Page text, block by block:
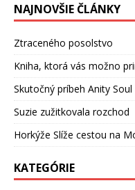
NAJNOVŠIE ČLÁNKY
Ztraceného posolstvo
Kniha, ktorá vás možno
Skutočný príbeh Anity Soul
Suzie zužitkovala rozchod
Horkýže Slíže cestou na
KATEGÓRIE